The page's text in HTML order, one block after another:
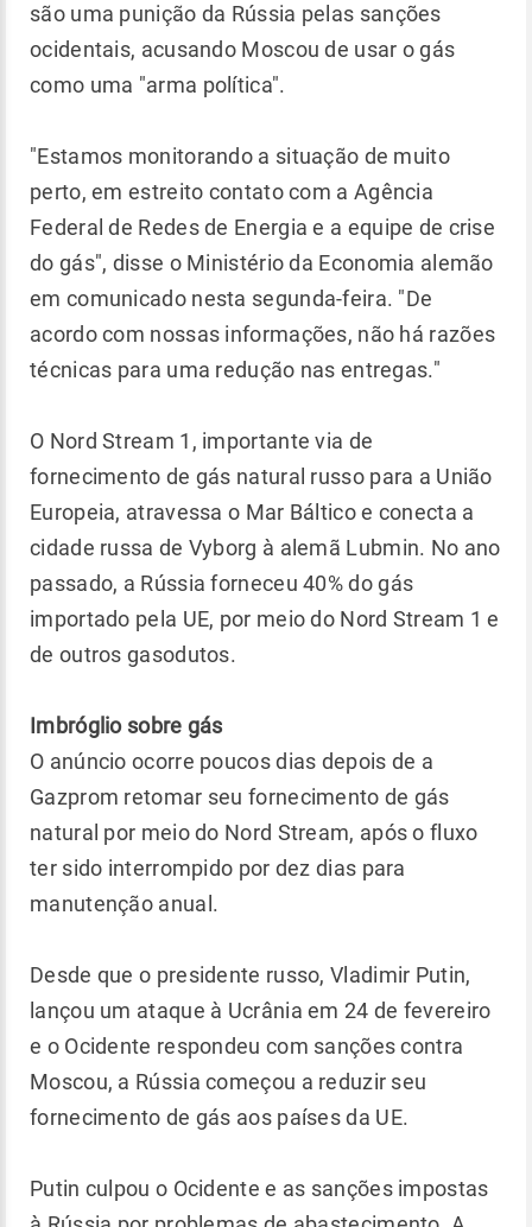
são uma punição da Rússia pelas sanções
ocidentais, acusando Moscou de usar o gás
como uma "arma política".
"Estamos monitorando a situação de muito
perto, em estreito contato com a Agência
Federal de Redes de Energia e a equipe de crise
do gás", disse o Ministério da Economia alemão
em comunicado nesta segunda-feira. "De
acordo com nossas informações, não há razões
técnicas para uma redução nas entregas."
O Nord Stream 1, importante via de
fornecimento de gás natural russo para a União
Europeia, atravessa o Mar Báltico e conecta a
cidade russa de Vyborg à alemã Lubmin. No ano
passado, a Rússia forneceu 40% do gás
importado pela UE, por meio do Nord Stream 1 e
de outros gasodutos.
Imbróglio sobre gás
O anúncio ocorre poucos dias depois de a
Gazprom retomar seu fornecimento de gás
natural por meio do Nord Stream, após o fluxo
ter sido interrompido por dez dias para
manutenção anual.
Desde que o presidente russo, Vladimir Putin,
lançou um ataque à Ucrânia em 24 de fevereiro
e o Ocidente respondeu com sanções contra
Moscou, a Rússia começou a reduzir seu
fornecimento de gás aos países da UE.
Putin culpou o Ocidente e as sanções impostas